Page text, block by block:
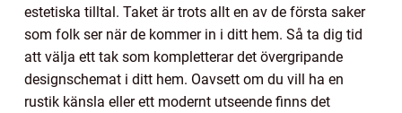
estetiska tilltal. Taket är trots allt en av de första saker
som folk ser när de kommer in i ditt hem. Så ta dig tid
att välja ett tak som kompletterar det övergripande
designschemat i ditt hem. Oavsett om du vill ha en
rustik känsla eller ett modernt utseende finns det